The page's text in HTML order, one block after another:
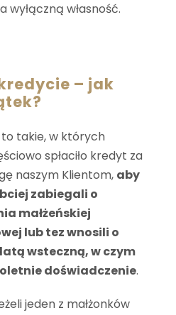
własność.
– jak
takie, w których
spłaciło kredyt za
naszym Klientom, aby
zabiegali o
małżeńskiej
lub tez wnosili o
wsteczną, w czym
doświadczenie.
jeden z małżonków